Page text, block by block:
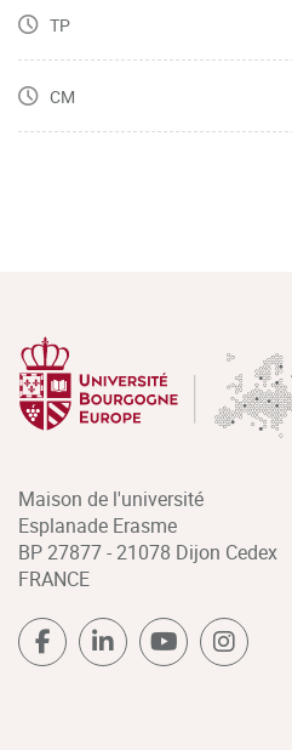
TP
CM
Maison de l'université
Esplanade Erasme
BP 27877 - 21078 Dijon Cedex
FRANCE